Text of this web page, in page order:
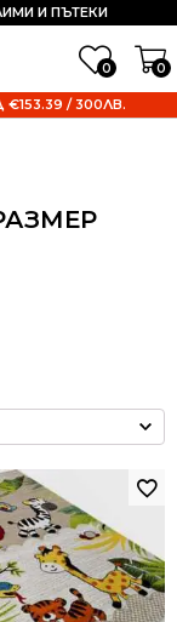
0 0
И ПЪТЕКИ
/ 300ЛВ.